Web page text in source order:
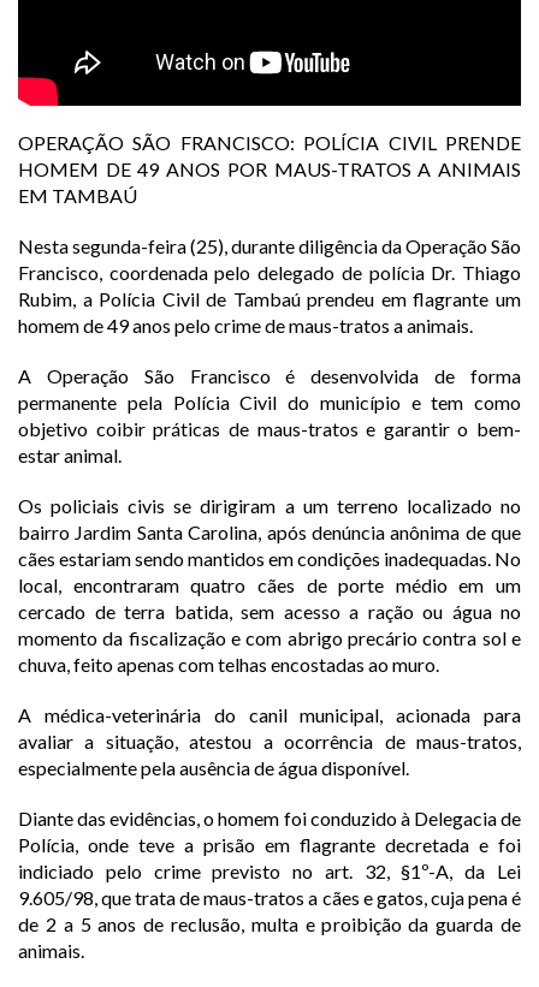
OPERAÇÃO SÃO FRANCISCO: POLÍCIA CIVIL PRENDE
HOMEM DE 49 ANOS POR MAUS-TRATOS A ANIMAIS
EM TAMBAÚ
Nesta segunda-feira (25), durante diligência da Operação São
Francisco, coordenada pelo delegado de polícia Dr. Thiago
Rubim, a Polícia Civil de Tambaú prendeu em flagrante um
homem de 49 anos pelo crime de maus-tratos a animais.
A Operação São Francisco é desenvolvida de forma
permanente pela Polícia Civil do município e tem como
objetivo coibir práticas de maus-tratos e garantir o bem-
estar animal.
Os policiais civis se dirigiram a um terreno localizado no
bairro Jardim Santa Carolina, após denúncia anônima de que
cães estariam sendo mantidos em condições inadequadas. No
local, encontraram quatro cães de porte médio em um
cercado de terra batida, sem acesso a ração ou água no
momento da fiscalização e com abrigo precário contra sol e
chuva, feito apenas com telhas encostadas ao muro.
A médica-veterinária do canil municipal, acionada para
avaliar a situação, atestou a ocorrência de maus-tratos,
especialmente pela ausência de água disponível.
Diante das evidências, o homem foi conduzido à Delegacia de
Polícia, onde teve a prisão em flagrante decretada e foi
indiciado pelo crime previsto no art. 32, §1º-A, da Lei
9.605/98, que trata de maus-tratos a cães e gatos, cuja pena é
de 2 a 5 anos de reclusão, multa e proibição da guarda de
animais.